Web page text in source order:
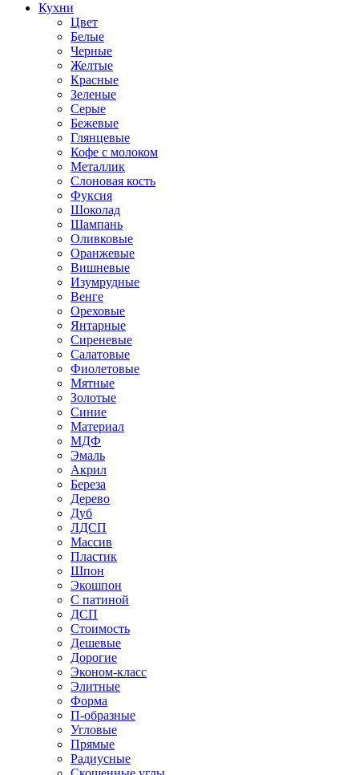
Кухни
Цвет
Белые
Черные
Желтые
Красные
Зеленые
Серые
Бежевые
Глянцевые
Кофе с молоком
Металлик
Слоновая кость
Фуксия
Шоколад
Шампань
Оливковые
Оранжевые
Вишневые
Изумрудные
Венге
Ореховые
Янтарные
Сиреневые
Салатовые
Фиолетовые
Мятные
Золотые
Синие
Материал
МДФ
Эмаль
Акрил
Береза
Дерево
Дуб
ЛДСП
Массив
Пластик
Шпон
Экошпон
С патиной
ДСП
Стоимость
Дешевые
Дорогие
Эконом-класс
Элитные
Форма
П-образные
Угловые
Прямые
Радиусные